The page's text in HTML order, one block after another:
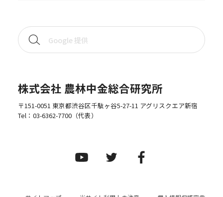
株式会社 農林中金総合研究所
〒151-0051 東京都渋谷区千駄ヶ谷5-27-11 アグリスクエア新宿
Tel： 03-6362-7700（代表）